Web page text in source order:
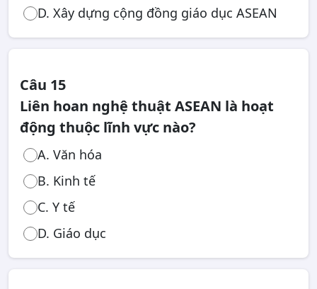
D. Xây dựng cộng đồng giáo dục ASEAN
Câu 15
Liên hoan nghệ thuật ASEAN là hoạt
động thuộc lĩnh vực nào?
A. Văn hóa
B. Kinh tế
C. Y tế
D. Giáo dục